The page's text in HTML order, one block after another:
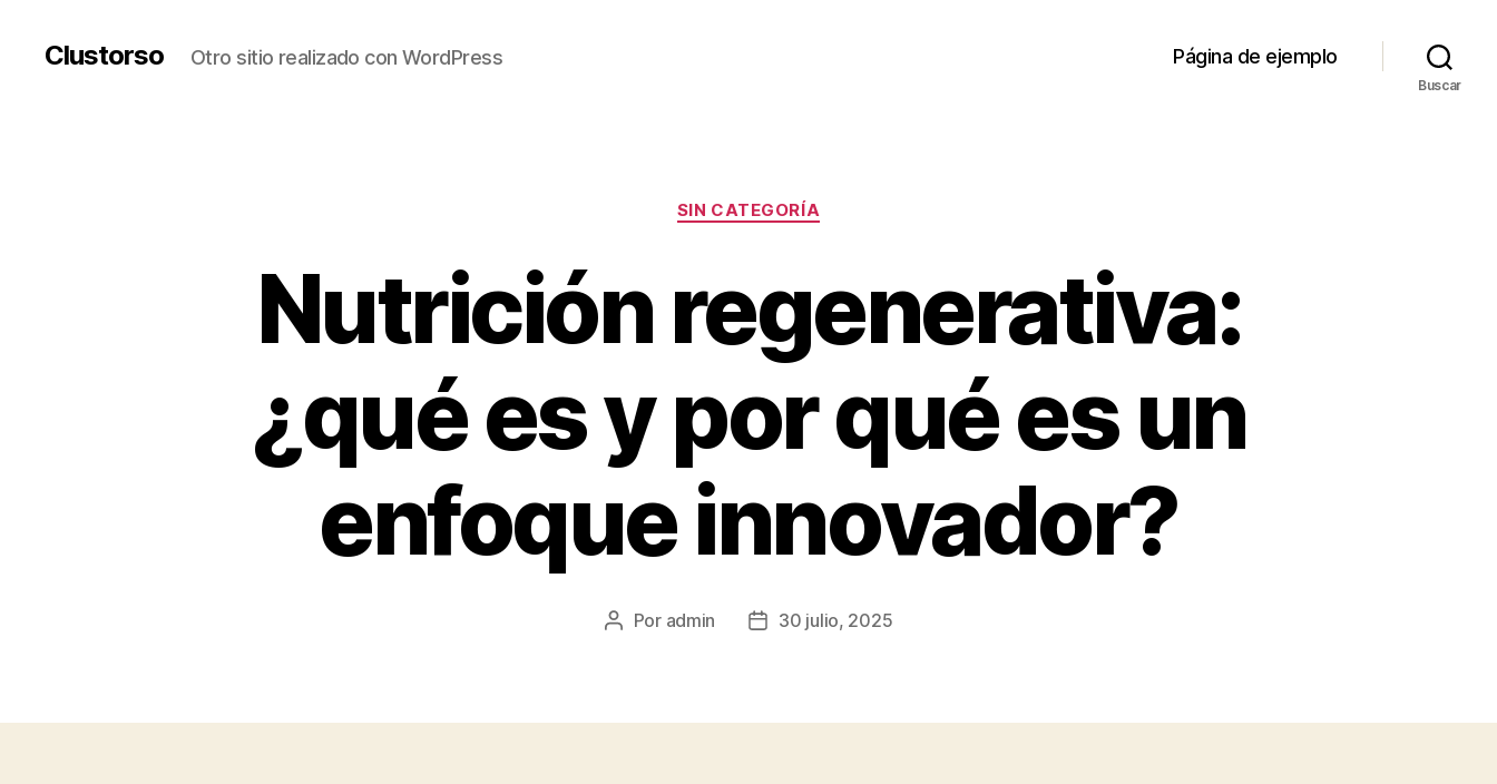
Clustorso Otro sitio realizado con WordPress Página de ejemplo
Buscar
Categorías
SIN CATEGORÍA
Nutrición regenerativa:
¿qué es y por qué es un
enfoque innovador?
Autor
Por admin
Fecha30 julio, 2025